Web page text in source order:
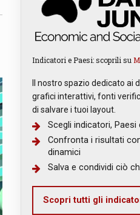
Indicatori e Paesi: scoprili su
Il nostro spazio dedicato ai
grafici interattivi, fonti
di salvare i tuoi layout.
Scegli indicatori, Paesi
Confronta i risultati
dinamici
Salva e condividi ciò
Scopri tutti gli